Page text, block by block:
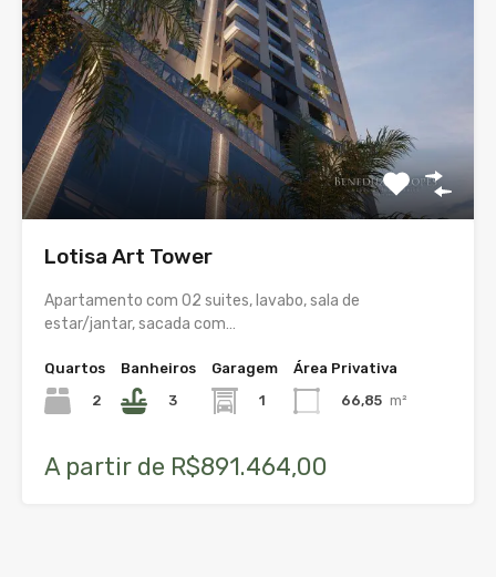
Lotisa Art Tower
Apartamento com 02 suites, lavabo, sala de
estar/jantar, sacada com…
Quartos
2
Banheiros
3
Garagem
1
Área Privativa
66,85 m²
A partir de R$891.464,00